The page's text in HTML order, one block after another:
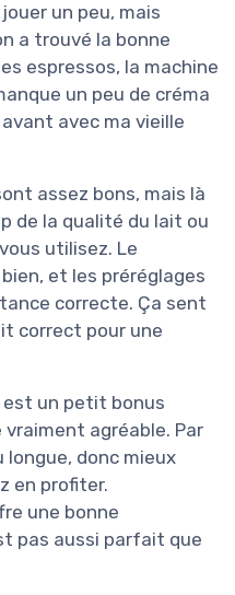
un peu, mais
a trouvé la bonne
espressos, la machine
un peu de créma
avec ma vieille
assez bons, mais là
de la qualité du lait ou
utilisez. Le
et les préréglages
correcte. Ça sent
correct pour une
un petit bonus
agréable. Par
donc mieux
en profiter.
une bonne
pas aussi parfait que